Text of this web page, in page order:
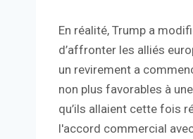
En réalité, Trump a
d’affronter les alliés
un revirement a
non plus favorables à
qu’ils allaient cette fois
l'accord commercial